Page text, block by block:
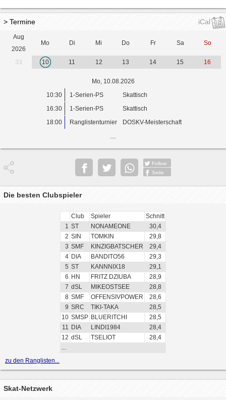
> Termine iCal
Aug
2026
Mo Di Mi Do Fr Sa So
33 10 11 12 13 14 15 16
Mo, 10.08.2026
10:30
1-Serien-PS
Skattisch
16:30
1-Serien-PS
Skattisch
18:00
Ranglistenturnier DOSKV-Meisterschaft
Follow
Seite
Die besten Clubspieler
Club Spieler
Schnitt
1 ST NONAMEONE
30,4
2 SIN TOMKIN
29,8
3 SMF KINZIGBATSCHER
29,4
4 DIA BANDITO56
29,3
5 ST KANNNIX18
29,1
6 HN FRITZ DZIUBA
28,9
7 dSL MIKEOSTSEE
28,8
8 SMF OFFENSIVPOWER
28,6
9 SRC TIKI-TAKA
28,5
10 SMSP BLUERITCHI
28,5
11 DIA LINDI1984
28,4
12 dSL TSELIOT
28,4
...
zu den Ranglisten...
Skat-Netzwerk